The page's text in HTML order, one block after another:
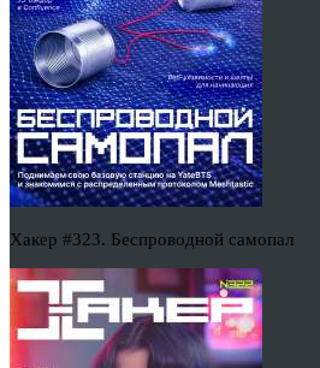
Хакер #323. Беспроводной самопал